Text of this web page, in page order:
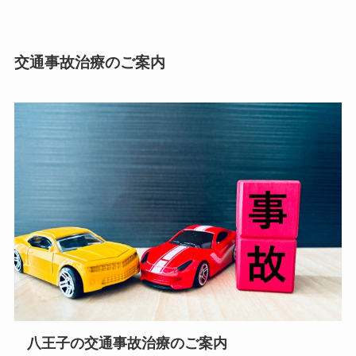
交通事故治療のご案内
八王子の交通事故治療のご案内